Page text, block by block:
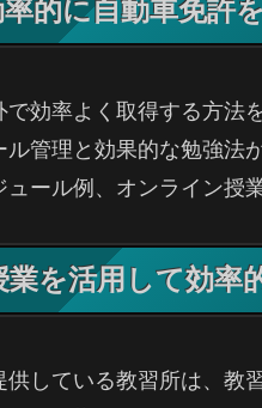
的に自動車免許
効率よく取得する方法
管理と効果的な勉強法
ュール例、オンライン授
を活用して効率
供している教習所は、教